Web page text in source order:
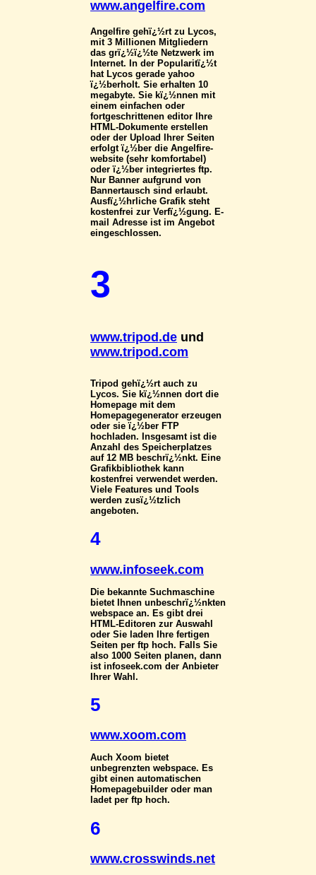
www.angelfire.com
Angelfire gehï¿½rt zu Lycos,
mit 3 Millionen Mitgliedern
das grï¿½ï¿½te Netzwerk im
Internet. In der Popularitï¿½t
hat Lycos gerade yahoo
ï¿½berholt. Sie erhalten 10
megabyte. Sie kï¿½nnen mit
einem einfachen oder
fortgeschrittenen editor Ihre
HTML-Dokumente erstellen
oder der Upload Ihrer Seiten
erfolgt ï¿½ber die Angelfire-
website (sehr komfortabel)
oder ï¿½ber integriertes ftp.
Nur Banner aufgrund von
Bannertausch sind erlaubt.
Ausfï¿½hrliche Grafik steht
kostenfrei zur Verfï¿½gung. E-
mail Adresse ist im Angebot
eingeschlossen.
3
www.tripod.de und
www.tripod.com
Tripod gehï¿½rt auch zu
Lycos. Sie kï¿½nnen dort die
Homepage mit dem
Homepagegenerator erzeugen
oder sie ï¿½ber FTP
hochladen. Insgesamt ist die
Anzahl des Speicherplatzes
auf 12 MB beschrï¿½nkt. Eine
Grafikbibliothek kann
kostenfrei verwendet werden.
Viele Features und Tools
werden zusï¿½tzlich
angeboten.
4
www.infoseek.com
Die bekannte Suchmaschine
bietet Ihnen unbeschrï¿½nkten
webspace an. Es gibt drei
HTML-Editoren zur Auswahl
oder Sie laden Ihre fertigen
Seiten per ftp hoch. Falls Sie
also 1000 Seiten planen, dann
ist infoseek.com der Anbieter
Ihrer Wahl.
5
www.xoom.com
Auch Xoom bietet
unbegrenzten webspace. Es
gibt einen automatischen
Homepagebuilder oder man
ladet per ftp hoch.
6
www.crosswinds.net